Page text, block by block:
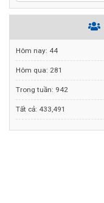
Hôm nay: 44
Hôm qua: 281
Trong tuần: 942
Tất cả: 433,491